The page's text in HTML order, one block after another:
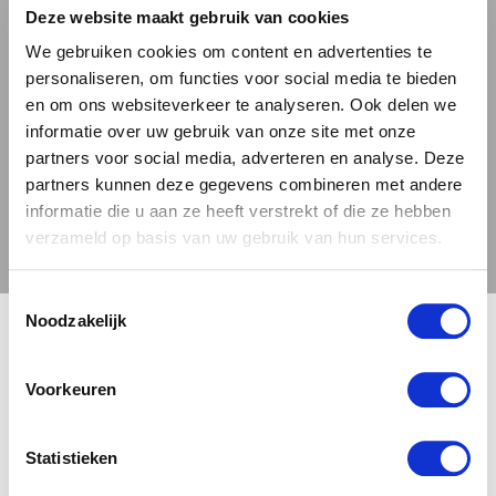
Deze website maakt gebruik van cookies
We gebruiken cookies om content en advertenties te
personaliseren, om functies voor social media te bieden
en om ons websiteverkeer te analyseren. Ook delen we
informatie over uw gebruik van onze site met onze
partners voor social media, adverteren en analyse. Deze
partners kunnen deze gegevens combineren met andere
informatie die u aan ze heeft verstrekt of die ze hebben
verzameld op basis van uw gebruik van hun services.
Toestemmingsselectie
Noodzakelijk
Voorkeuren
Statistieken
zoek zijn naar iets bijzonders.
Deze Imperial Stout is bijzonder veelzijdig als
het gaat om foodpairing. Het is heerlijk bij een
BBQ, vleesgerechten en pittige en belegen
kazen. Maar ook bij zoete desserts komt de
combinatie van karamel, banaan en toffee
smaken in dit bier mooi naar voren. De bieren
🍺 LEEFDTIJDSCHECK 🍺
Je moet 18 jaar of ouder zijn om deze site te bezoeken.
JA, IK BEN 18 JAAR OF OUDER NEE